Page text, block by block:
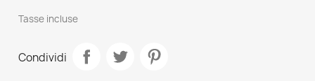
Tasse incluse
Condividi